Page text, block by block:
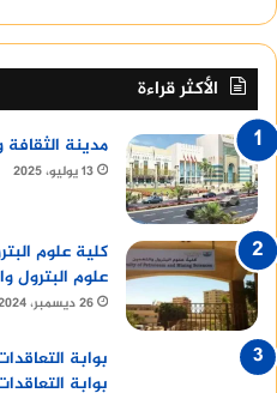
الأكثر قراءة
مدينة الثقافة
13 يوليو، 2025
كلية علوم
علوم البترول
26 ديسمبر، 2024
بوابة
بوابة